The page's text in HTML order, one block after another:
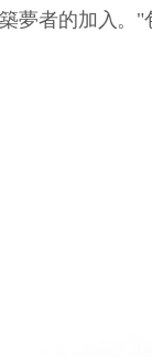
夢者的加入。